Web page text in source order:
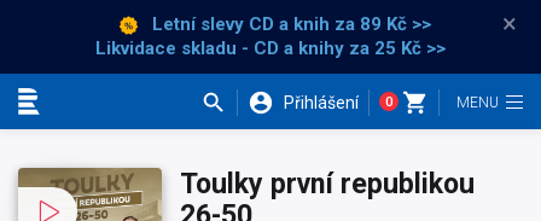
Letní slevy CD a knih za 89 Kč >>
Likvidace skladu - CD a knihy za 25 Kč >>
×
Přihlášení 0
Toulky první republikou